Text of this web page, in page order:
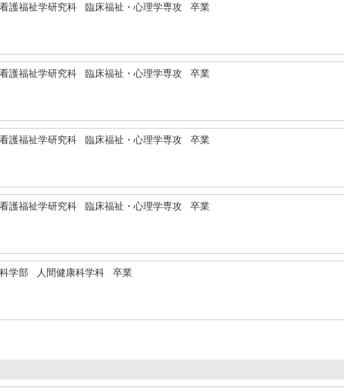
護福祉学研究科 臨床福祉・心理学専攻 卒業
護福祉学研究科 臨床福祉・心理学専攻 卒業
護福祉学研究科 臨床福祉・心理学専攻 卒業
護福祉学研究科 臨床福祉・心理学専攻 卒業
学部 人間健康科学科 卒業